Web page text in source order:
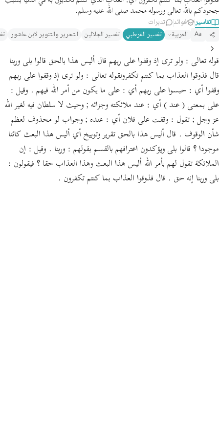
جحودكم بالله تعالى ورسوله محمد صلى الله عليه وسلم.
تفاسير فوائد تدبرات
Aa العربية تفسير القرطبي‎ تفسير الجلالين التحرير والتنوير لابن عاشور
قوله تعالى : ولو ترى إذ وقفوا على ربهم قال أليس هذا بالحق قالوا بلى وربنا
قال فذوقوا العذاب بما كنتم تكفرونقوله تعالى : ولو ترى إذ وقفوا على ربهم
وقفوا أي : حبسوا على ربهم أي : على ما يكون من أمر الله فيهم . وقيل :
على بمعنى ( عند ) أي : عند ملائكته وجزائه ; وحيث لا سلطان فيه لغير الله
عز وجل ; تقول : وقفت على فلان أي : عنده ; وجواب لو محذوف لعظم
شأن الوقوف . قال أليس هذا بالحق تقرير وتوبيخ أي أليس هذا البعث كائنا
موجودا ؟ قالوا بلى ويؤكدون اعترافهم بالقسم بقولهم : وربنا . وقيل : إن
الملائكة تقول لهم بأمر الله أليس هذا البعث وهذا العذاب حقا ؟ فيقولون :
بلى وربنا إنه حق . قال فذوقوا العذاب بما كنتم تكفرون .